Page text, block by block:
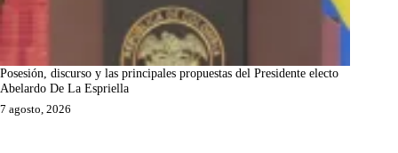
Posesión, discurso y las principales propuestas del Presidente electo
Abelardo De La Espriella
7 agosto, 2026